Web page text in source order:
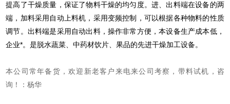
提高了干燥质量，保证了物料干燥的均匀度。进、出料端在设备的两
端，加料采用自动上料机，采用变频控制，可以根据各种物料的性质
调节。出料端是采用自动出料，操作非常方便，本设备生产成本低，
企业*。是脱水蔬菜、中药材饮片、果品的先进干燥加工设备。
本公司常年备货，欢迎新老客户来电来公司考察，带料试机，咨
询！：杨华